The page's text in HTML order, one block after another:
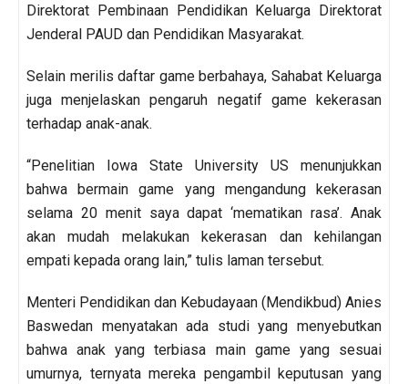
Direktorat Pembinaan Pendidikan Keluarga Direktorat
Jenderal PAUD dan Pendidikan Masyarakat.
Selain merilis daftar game berbahaya, Sahabat Keluarga
juga menjelaskan pengaruh negatif game kekerasan
terhadap anak-anak.
“Penelitian Iowa State University US menunjukkan
bahwa bermain game yang mengandung kekerasan
selama 20 menit saya dapat ‘mematikan rasa’. Anak
akan mudah melakukan kekerasan dan kehilangan
empati kepada orang lain,” tulis laman tersebut.
Menteri Pendidikan dan Kebudayaan (Mendikbud) Anies
Baswedan menyatakan ada studi yang menyebutkan
bahwa anak yang terbiasa main game yang sesuai
umurnya, ternyata mereka pengambil keputusan yang